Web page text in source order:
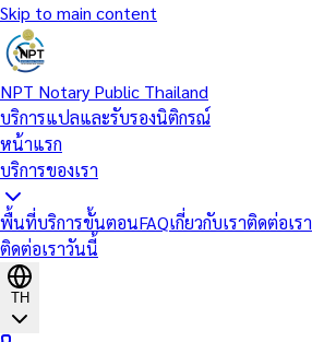
Skip to main content
NPT Notary Public Thailand
บริการแปลและรับรองนิติกรณ์
หน้าแรก
บริการของเรา
พื้นที่บริการขั้นตอนFAQเกี่ยวกับเราติดต่อเรา
ติดต่อเราวันนี้
TH